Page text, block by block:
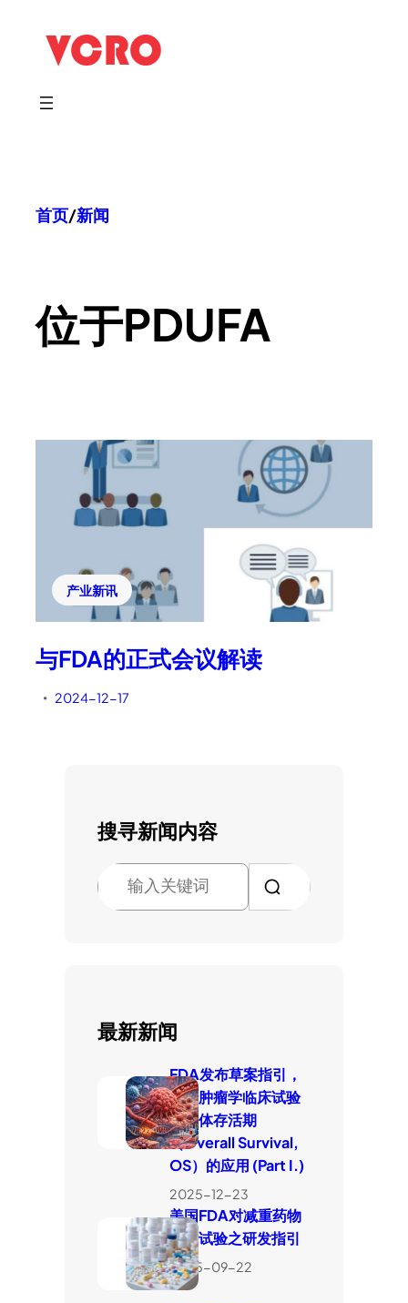
首页/新闻
位于PDUFA
产业新讯
与FDA的正式会议解读
• 2024-12-17
搜寻新闻内容
最新新闻
FDA发布草案指引，
厘清肿瘤学临床试验
中整体存活期
（Overall Survival,
OS）的应用 (Part I.)
2025-12-23
美国FDA对减重药物
临床试验之研发指引
2025-09-22